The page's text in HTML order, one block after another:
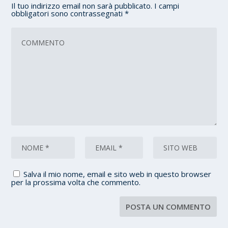
Il tuo indirizzo email non sarà pubblicato. I campi
obbligatori sono contrassegnati*
Salva il mio nome, email e sito web in questo browser
per la prossima volta che commento.